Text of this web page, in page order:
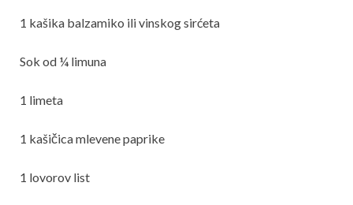
1 kašika balzamiko ili vinskog sirćeta
Sok od ¼ limuna
1 limeta
1 kašičica mlevene paprike
1 lovorov list